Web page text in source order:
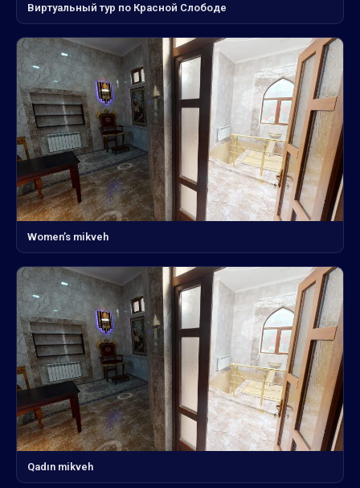
Виртуальный тур по Красной Слободе
Women’s mikveh
Qadın mikveh